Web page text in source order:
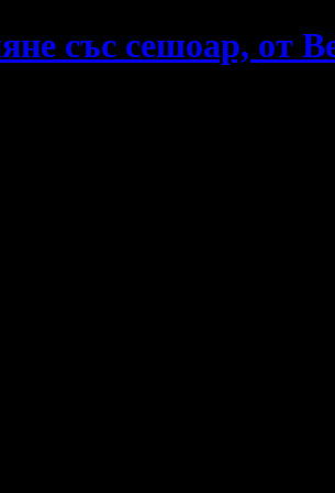
със сешоар, от